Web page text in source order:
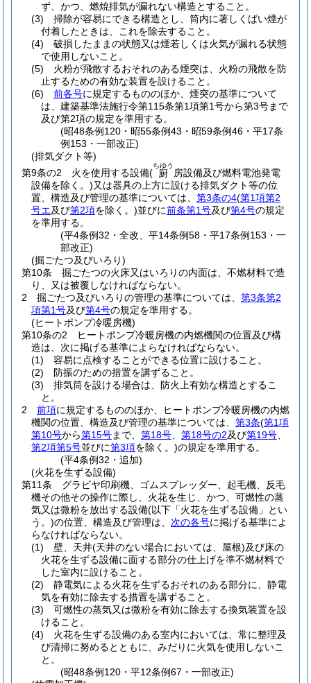
ず、かつ、燃焼排気が漏れない構造とすること。
(3)
掃除が容易にできる構造とし、筒内に著しくばい煙が
付着したときは、これを除去すること。
(4)
破損したままの状態又は煙若しくは火気が漏れる状態
で使用しないこと。
(5)
火粉が飛散するおそれのある煙突は、火粉の飛散を防
止するための有効な装置を設けること。
(6)
前各号に規定するもののほか、煙突の基準について
は、建築基準法施行令第115条第1項第1号から第3号まで
及び第2項の規定を準用する。
(昭48条例120・昭55条例43・昭59条例46・平17条
例153・一部改正)
(排気ダクト等)
第9条の2
火を使用する設備( 厨
ちゆう
房設備及び燃料電池発電
設備を除く。)又は器具の上方に設ける排気ダクト等の位
置、構造及び管理の基準については、 第3条の4(第1項第2
号エ及び第2項を除く。)並びに前条第1号及び第4号の規定
を準用する。
(平4条例32・全改、平14条例58・平17条例153・一
部改正)
(掘ごたつ及びいろり)
第10条
掘ごたつの火床又はいろりの内面は、不燃材料で造
り、又は被覆しなければならない。
2
掘ごたつ及びいろりの管理の基準については、 第3条第2
項第1号及び第4号の規定を準用する。
(ヒートポンプ冷暖房機)
第10条の2
ヒートポンプ冷暖房機の内燃機関の位置及び構
造は、次に掲げる基準によらなければならない。
(1)
容易に点検することができる位置に設けること。
(2)
防振のための措置を講ずること。
(3)
排気筒を設ける場合は、防火上有効な構造とするこ
と。
2
前項に規定するもののほか、ヒートポンプ冷暖房機の内燃
機関の位置、構造及び管理の基準については、 第3条(第1項
第10号から第15号まで、 第18号 第18号の2及び第19号
第2項第5号並びに第3項を除く。)の規定を準用する。
(平4条例32・追加)
(火花を生ずる設備)
第11条
グラビヤ印刷機、ゴムスプレッダー、起毛機、反毛
機その他その操作に際し、火花を生じ、かつ、可燃性の蒸
気又は微粉を放出する設備(以下「火花を生ずる設備」とい
う。)の位置、構造及び管理は、 次の各号に掲げる基準によ
らなければならない。
(1)
壁、天井(天井のない場合においては、屋根)及び床の
火花を生ずる設備に面する部分の仕上げを準不燃材料で
した室内に設けること。
(2)
静電気による火花を生ずるおそれのある部分に、静電
気を有効に除去する措置を講ずること。
(3)
可燃性の蒸気又は微粉を有効に除去する換気装置を設
けること。
(4)
火花を生ずる設備のある室内においては、常に整理及
び清掃に努めるとともに、みだりに火気を使用しないこ
と。
(昭48条例120・平12条例67・一部改正)